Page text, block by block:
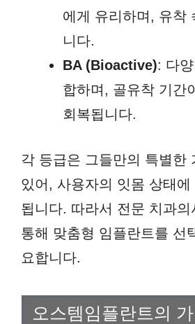
에게 유리하며, 유착
니다.
BA (Bioactive): 다
합하며, 골유착 기간
회복됩니다.
각 등급은 그들만의 특별한
있어, 사용자의 잇몸 상태에
됩니다. 따라서 전문 치과의
통해 맞춤형 임플란트를 선
요합니다.
오스템임플란트의